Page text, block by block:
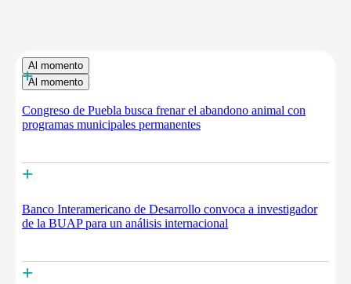
Al momento
Al momento
+
Congreso de Puebla busca frenar el abandono animal con
programas municipales permanentes
+
Banco Interamericano de Desarrollo convoca a investigador
de la BUAP para un análisis internacional
+